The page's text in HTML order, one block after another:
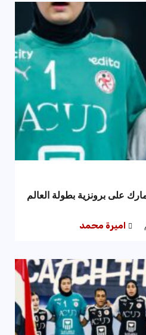
على برونزية بطولة العالم
اميرة محمد